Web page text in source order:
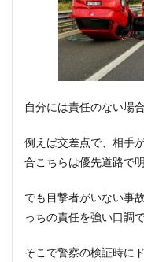
自分には責任のない場
例えば交差点で、相手
合こちらは優先道路で
でも目撃者がいない事
っちの責任を強い口調
そこで警察の検証時に